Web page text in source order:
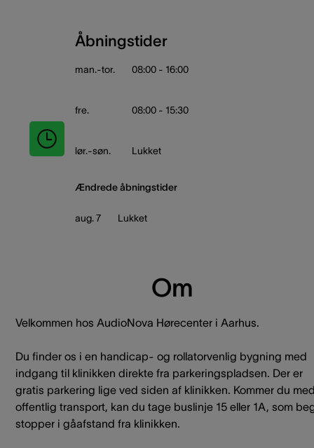
Åbningstider
man.-tor. 08:00 - 16:00
fre. 08:00 - 15:30
lør.-søn. Lukket
Ændrede åbningstider
aug. 7 Lukket
Om
Velkommen hos AudioNova Hørecenter i Aarhus.
Du finder os i en handicap- og rollatorvenlig bygning med
indgang til klinikken direkte fra parkeringspladsen. Der er
gratis parkering lige ved siden af klinikken. Kommer du
offentlig transport, kan du tage buslinje 15 eller 1A, som
stopper i gåafstand fra klinikken.